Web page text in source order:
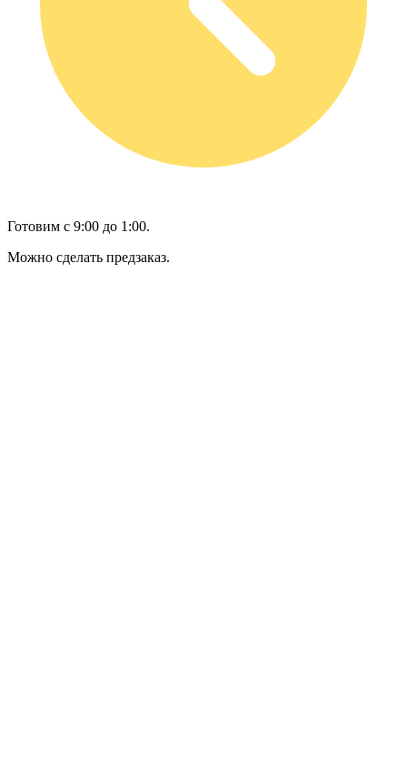
Готовим с 9:00 до 1:00.
Можно сделать предзаказ.